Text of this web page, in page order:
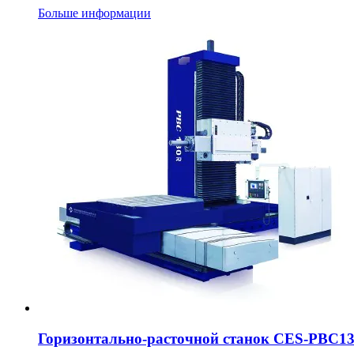
Больше информации
Горизонтально-расточной станок CES-